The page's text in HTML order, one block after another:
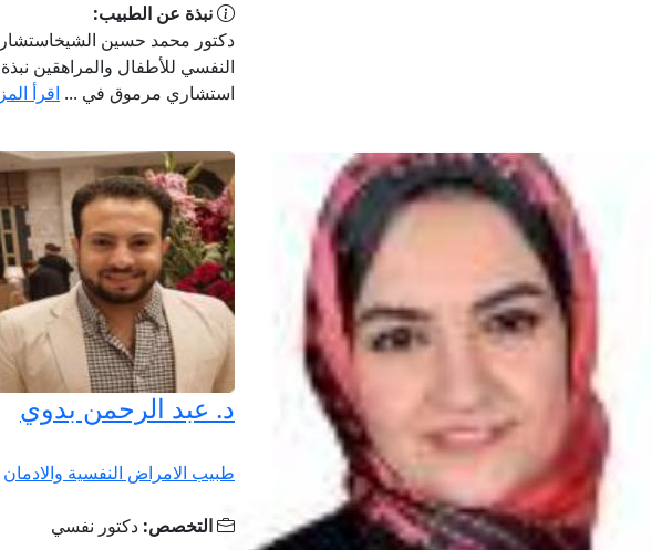
نبذة عن الطبيب:
دكتور محمد حسين
النفسي للأطفال والمراهقين
استشاري مرموق في ... اقرأ
د. عبد الرحمن بدوي
طبيب الامراض النفسية والادمان
التخصص: دكتور نفسي